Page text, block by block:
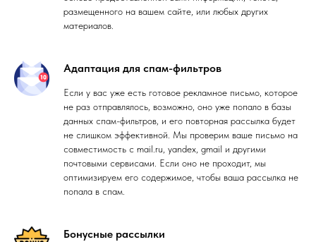
размещенного на вашем сайте, или любых других
материалов.
Адаптация для спам-фильтров
Если у вас уже есть готовое рекламное письмо, которое
не раз отправлялось, возможно, оно уже попало в базы
данных спам-фильтров, и его повторная рассылка будет
не слишком эффективной. Мы проверим ваше письмо на
совместимость с mail.ru, yandex, gmail и другими
почтовыми сервисами. Если оно не проходит, мы
оптимизируем его содержимое, чтобы ваша рассылка не
попала в спам.
Бонусные рассылки